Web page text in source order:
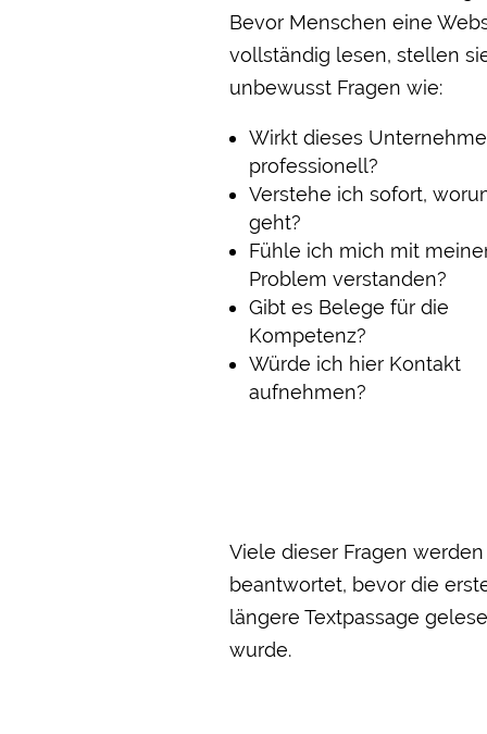
Bevor Menschen eine
vollständig lesen, stellen
unbewusst Fragen wie:
Wirkt dieses
professionell?
Verstehe ich sofort,
geht?
Fühle ich mich mit
Problem verstanden?
Gibt es Belege für die
Kompetenz?
Würde ich hier Kontakt
aufnehmen?
Viele dieser Fragen werden
beantwortet, bevor die
längere Textpassage
wurde.